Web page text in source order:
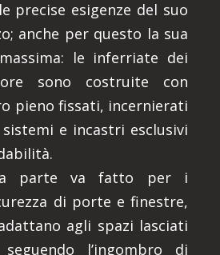
precise esigenze del suo
anche per questo la sua
le inferriate dei
sono costruite con
pieno fissati, incernierati
e incastri esclusivi
a parte va fatto per i
di porte e finestre,
agli spazi lasciati
l’ingombro di